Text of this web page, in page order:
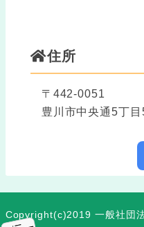
住所
〒442-0051
豊川市中央通5丁
Copyright(c)2019 一般社団